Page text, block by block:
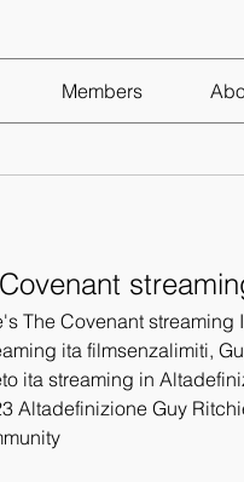
Members
The Covenant streaming
ita filmsenzalimiti,
ita streaming in
Altadefinizione Guy